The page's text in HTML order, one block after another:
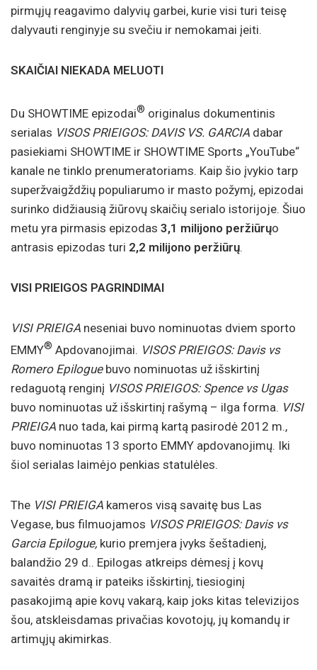
pirmųjų reagavimo dalyvių garbei, kurie visi turi teisę
dalyvauti renginyje su svečiu ir nemokamai įeiti.
SKAIČIAI NIEKADA MELUOTI
Du SHOWTIME epizodai® originalus dokumentinis
serialas VISOS PRIEIGOS: DAVIS VS. GARCIA dabar
pasiekiami SHOWTIME ir SHOWTIME Sports „YouTube“
kanale ne tinklo prenumeratoriams. Kaip šio įvykio tarp
superžvaigždžių populiarumo ir masto požymį, epizodai
surinko didžiausią žiūrovų skaičių serialo istorijoje. Šiuo
metu yra pirmasis epizodas 3,1 milijono peržiūrųo
antrasis epizodas turi 2,2 milijono peržiūrų.
VISI PRIEIGOS PAGRINDIMAI
VISI PRIEIGA neseniai buvo nominuotas dviem sporto
EMMY® Apdovanojimai. VISOS PRIEIGOS: Davis vs
Romero Epilogue buvo nominuotas už išskirtinį
redaguotą renginį VISOS PRIEIGOS: Spence vs Ugas
buvo nominuotas už išskirtinį rašymą – ilga forma. VISI
PRIEIGA nuo tada, kai pirmą kartą pasirodė 2012 m.,
buvo nominuotas 13 sporto EMMY apdovanojimų. Iki
šiol serialas laimėjo penkias statulėles.
The VISI PRIEIGA kameros visą savaitę bus Las
Vegase, bus filmuojamos VISOS PRIEIGOS: Davis vs
Garcia Epilogue, kurio premjera įvyks šeštadienį,
balandžio 29 d.. Epilogas atkreips dėmesį į kovų
savaitės dramą ir pateiks išskirtinį, tiesioginį
pasakojimą apie kovų vakarą, kaip joks kitas televizijos
šou, atskleisdamas privačias kovotojų, jų komandų ir
artimųjų akimirkas.